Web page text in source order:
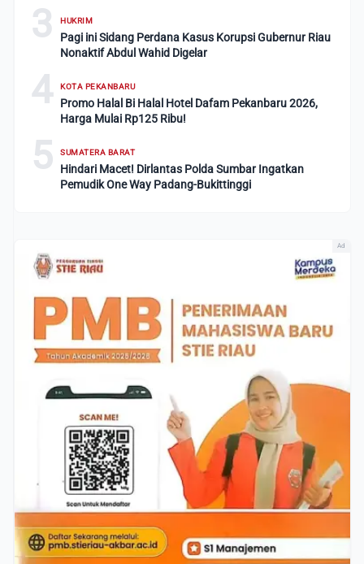
3 HUKRIM
Pagi ini Sidang Perdana Kasus Korupsi Gubernur Riau
Nonaktif Abdul Wahid Digelar
4 KOTA PEKANBARU
Promo Halal Bi Halal Hotel Dafam Pekanbaru 2026,
Harga Mulai Rp125 Ribu!
5 SUMATERA BARAT
Hindari Macet! Dirlantas Polda Sumbar Ingatkan
Pemudik One Way Padang-Bukittinggi
Ad